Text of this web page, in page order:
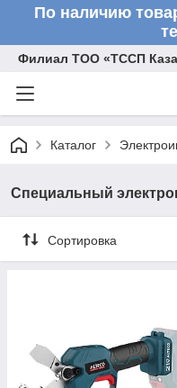
По наличию
Филиал ТОО «ТССП
Каталог
Специальный
Сортировка